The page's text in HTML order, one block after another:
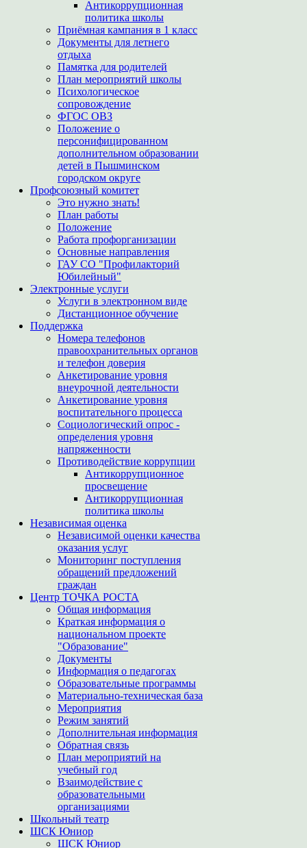
Антикоррупционная
политика школы
Приёмная кампания в 1 класс
Документы для летнего
отдыха
Памятка для родителей
План мероприятий школы
Психологическое
сопровождение
ФГОС ОВЗ
Положение о
персонифицированном
дополнительном образовании
детей в Пышминском
городском округе
Профсоюзный комитет
Это нужно знать!
План работы
Положение
Работа профорганизации
Основные направления
ГАУ СО "Профилакторий
Юбилейный"
Электронные услуги
Услуги в электронном виде
Дистанционное обучение
Поддержка
Номера телефонов
правоохранительных органов
и телефон доверия
Анкетирование уровня
внеурочной деятельности
Анкетирование уровня
воспитательного процесса
Социологический опрос -
определения уровня
напряженности
Противодействие коррупции
Антикоррупционное
просвещение
Антикоррупционная
политика школы
Независимая оценка
Независимой оценки качества
оказания услуг
Мониторинг поступления
обращений предложений
граждан
Центр ТОЧКА РОСТА
Общая информация
Краткая информация о
национальном проекте
"Образование"
Документы
Информация о педагогах
Образовательные программы
Материально-техническая база
Мероприятия
Режим занятий
Дополнительная информация
Обратная связь
План мероприятий на
учебный год
Взаимодействие с
образовательными
организациями
Школьный театр
ШСК Юниор
ШСК Юниор